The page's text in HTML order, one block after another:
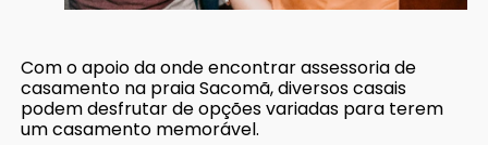
Com o apoio da onde encontrar assessoria de
casamento na praia Sacomã, diversos casais
podem desfrutar de opções variadas para terem
um casamento memorável.